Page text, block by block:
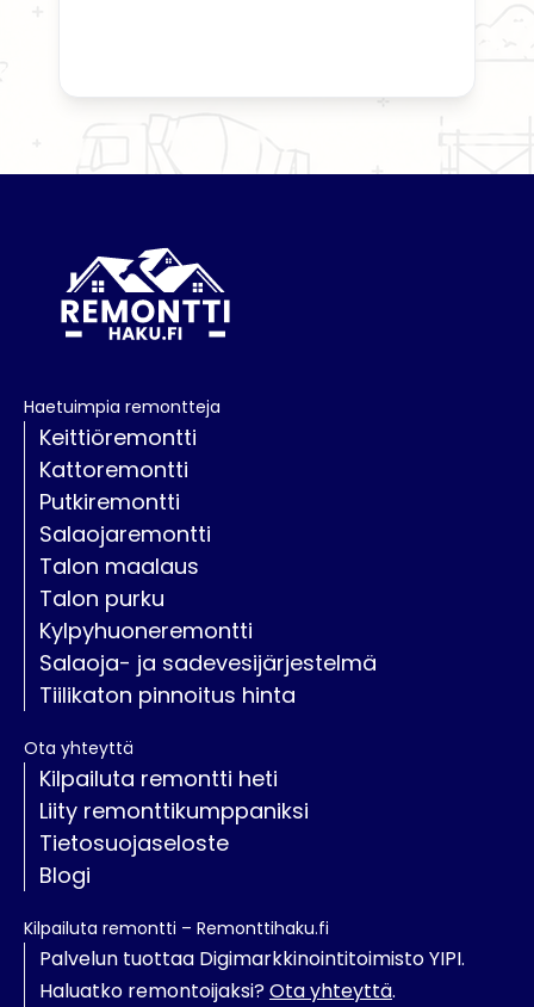
Haetuimpia remontteja
Keittiöremontti
Kattoremontti
Putkiremontti
Salaojaremontti
Talon maalaus
Talon purku
Kylpyhuoneremontti
Salaoja- ja sadevesijärjestelmä
Tiilikaton pinnoitus hinta
Ota yhteyttä
Kilpailuta remontti heti
Liity remonttikumppaniksi
Tietosuojaseloste
Blogi
Kilpailuta remontti – Remonttihaku.fi
Palvelun tuottaa Digimarkkinointitoimisto YIPI.
Haluatko remontoijaksi?Ota yhteyttä.